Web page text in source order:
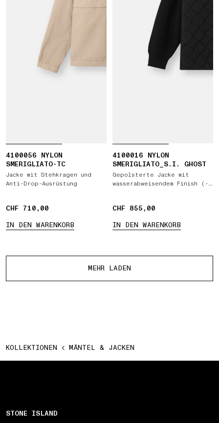
4100056 NYLON
SMERIGLIATO-TC
Jacke mit Stehkragen und
Anti-Drop-Ausrüstung
CHF 710,00
CHF 710,00
IN DEN WARENKORB
4100016 NYLON
SMERIGLIATO_S.I. GHOST
Gepolsterte Jacke mit
wasserabweisendem Finish (--
CHF 855,00
CHF 855,00
IN DEN WARENKORB
MEHR LADEN
KOLLEKTIONEN MÄNTEL & JACKEN
STONE ISLAND